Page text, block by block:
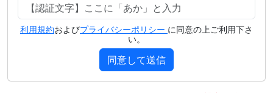
利用規約およびプライバシーポリシー に同意の上ご利用下さ
い。
同意して送信